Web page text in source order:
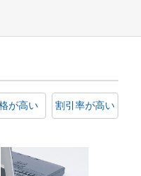
が高い 割引率が高い